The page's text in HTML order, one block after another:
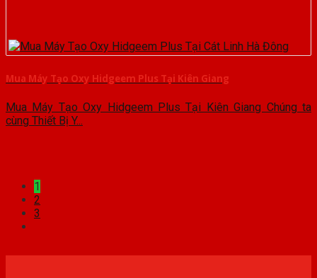
Mua Máy Tạo Oxy Hidgeem Plus Tại Kiên Giang
Mua Máy Tạo Oxy Hidgeem Plus Tại Kiên Giang Chúng ta
cùng Thiết Bị Y...
1
2
3